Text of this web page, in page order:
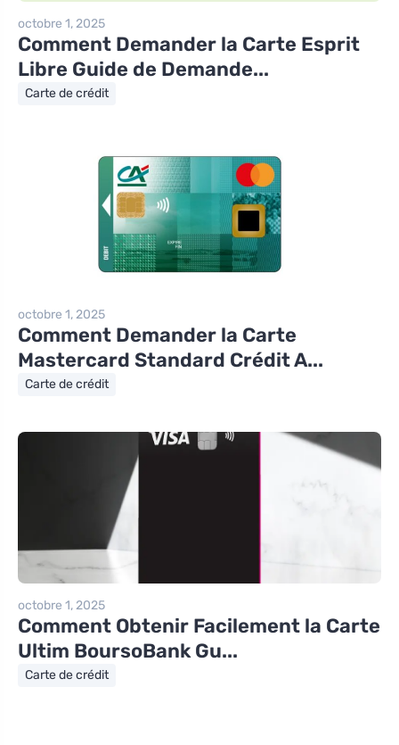
octobre 1, 2025
Comment Demander la Carte Esprit
Libre Guide de Demande...
Carte de crédit
octobre 1, 2025
Comment Demander la Carte
Mastercard Standard Crédit A...
Carte de crédit
octobre 1, 2025
Comment Obtenir Facilement la Carte
Ultim BoursoBank Gu...
Carte de crédit